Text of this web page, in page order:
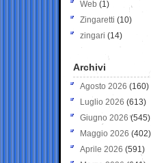
Web (1)
Zingaretti (10)
zingari (14)
Archivi
Agosto 2026 (160)
Luglio 2026 (613)
Giugno 2026 (545)
Maggio 2026 (402)
Aprile 2026 (591)